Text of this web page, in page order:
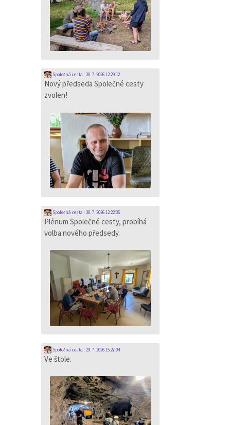
Společná cesta :30. 7. 2026 12:29:12
Nový předseda Společné cesty
zvolen!
Společná cesta :30. 7. 2026 12:22:35
Plénum Společné cesty, probíhá
volba nového předsedy.
Společná cesta :29. 7. 2026 15:27:04
Ve štole.